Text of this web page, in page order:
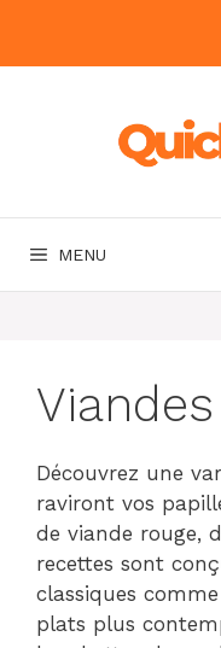
contenu
MENU
Viandes
Découvrez une
raviront vos
de viande rouge,
recettes sont
classiques
plats plus